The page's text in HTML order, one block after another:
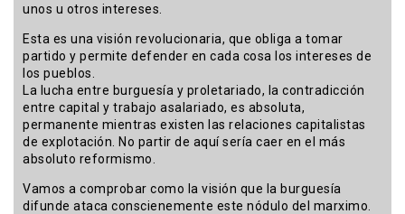
unos u otros intereses.
Esta es una visión revolucionaria, que obliga a tomar
partido y permite defender en cada cosa los intereses de
los pueblos.
La lucha entre burguesía y proletariado, la contradicción
entre capital y trabajo asalariado, es absoluta,
permanente mientras existen las relaciones capitalistas
de explotación. No partir de aquí sería caer en el más
absoluto reformismo.
Vamos a comprobar como la visión que la burguesía
difunde ataca conscienemente este nódulo del marximo.